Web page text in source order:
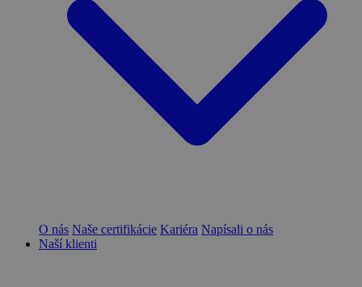
O nás Naše certifikácie Kariéra Napísali o nás
Naší klienti